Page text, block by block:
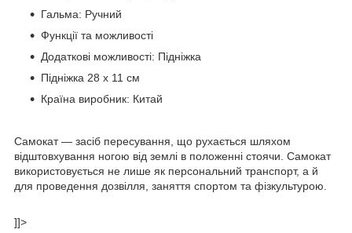
Гальма: Ручний
Функції та можливості
Додаткові можливості: Підніжка
Підніжка 28 х 11 см
Країна виробник: Китай
Самокат — засіб пересування, що рухається шляхом
відштовхування ногою від землі в положенні стоячи. Самокат
використовується не лише як персональний транспорт, а й
для проведення дозвілля, заняття спортом та фізкультурою.
]]>